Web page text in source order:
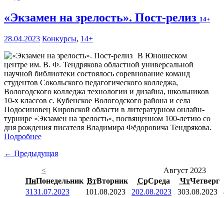
«Экзамен на зрелость». Пост-релиз 14+
28.04.2023 Конкурсы, 14+
В Юношеском
центре им. В. Ф. Тендрякова областной универсальной
научной библиотеки состоялось соревнование команд
студентов Сокольского педагогического колледжа,
Вологодского колледжа технологии и дизайна, школьников
10-х классов с. Кубенское Вологодского района и села
Подосиновец Кировской области в литературном онлайн-
турнире «Экзамен на зрелость», посвященном 100-летию со
дня рождения писателя Владимира Фёдоровича Тендрякова.
Подробнее
← Предыдущая
<
Август 2023
ПнПонедельник ВтВторник СрСреда ЧтЧетверг
3131.07.2023 101.08.2023 202.08.2023 303.08.2023